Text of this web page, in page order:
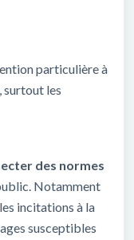
particulière à
surtout les
des normes
Notamment
incitations à la
susceptibles